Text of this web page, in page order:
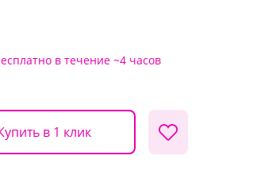
в течение ~4 часов
в 1 клик